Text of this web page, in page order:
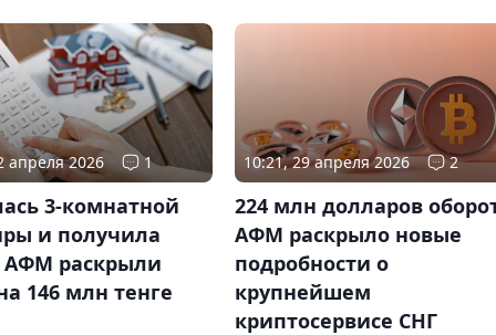
апреля 2026 1
3-комнатной
и получила
АФМ раскрыли
146 млн тенге
10:21, 29 апреля 2026 2
224 млн долларов
АФМ раскрыло новые
подробности о
крупнейшем
криптосервисе СНГ